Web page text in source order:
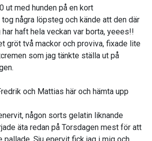
ut med hunden på en kort
några löpsteg och kände att den där
haft hela veckan var borta, yeees!!
gröt två mackor och proviva, fixade lite
som jag tänkte ställa ut på
och Mattias här och hämta upp
någon sorts gelatin liknande
äta redan på Torsdagen mest för att